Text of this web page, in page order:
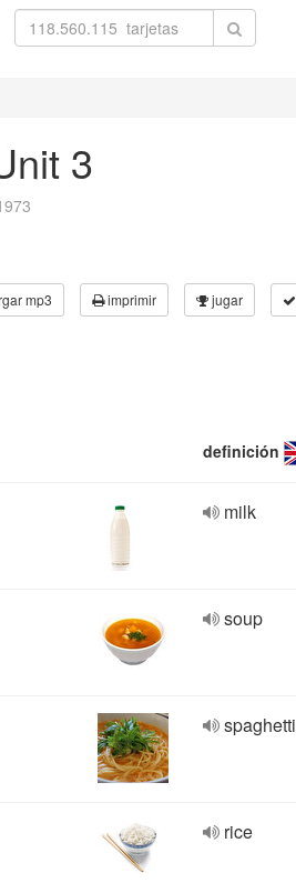
3
mp3 imprimir jugar
definición
milk
soup
spaghetti
rice